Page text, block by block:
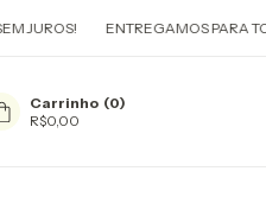
ENTREGAMOS PARA TODO O
Carrinho (0)
R$0,00